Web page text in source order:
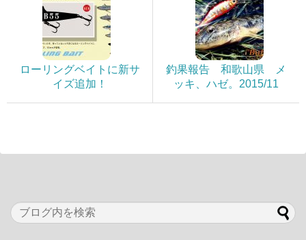
ローリングベイトに新サ
イズ追加！
釣果報告 和歌山県 メ
ッキ、ハゼ。2015/11